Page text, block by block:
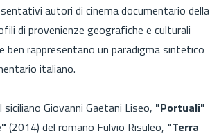
autori di cinema documentario della
di provenienze geografiche e culturali
rappresentano un paradigma sintetico
italiano.
siciliano Giovanni Gaetani Liseo, "Portuali"
(2014) del romano Fulvio Risuleo, "Terra